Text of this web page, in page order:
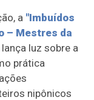
a "Imbuídos
– Mestres da
lança luz sobre a
prática
nipônicos